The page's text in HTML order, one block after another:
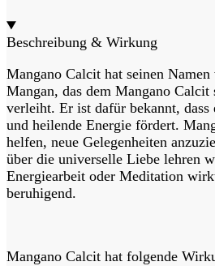
Beschreibung & Wirkung
Mangano Calcit hat seinen
Mangan, das dem Mangano Calcit
verleiht. Er ist dafür bekannt, dass
und heilende Energie fördert.
helfen, neue Gelegenheiten
über die universelle Liebe lehren
Energiearbeit oder Meditation
beruhigend.
Mangano Calcit hat folgende